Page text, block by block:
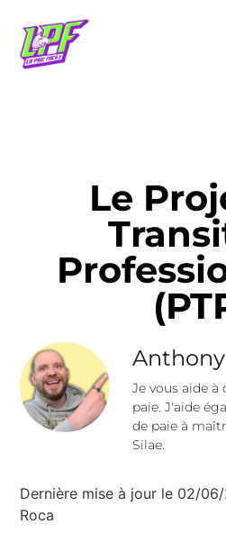
Le
Je vous aide
paie. J'aide
de paie à
Silae.
Dernière mise à jour le 02/
Roca